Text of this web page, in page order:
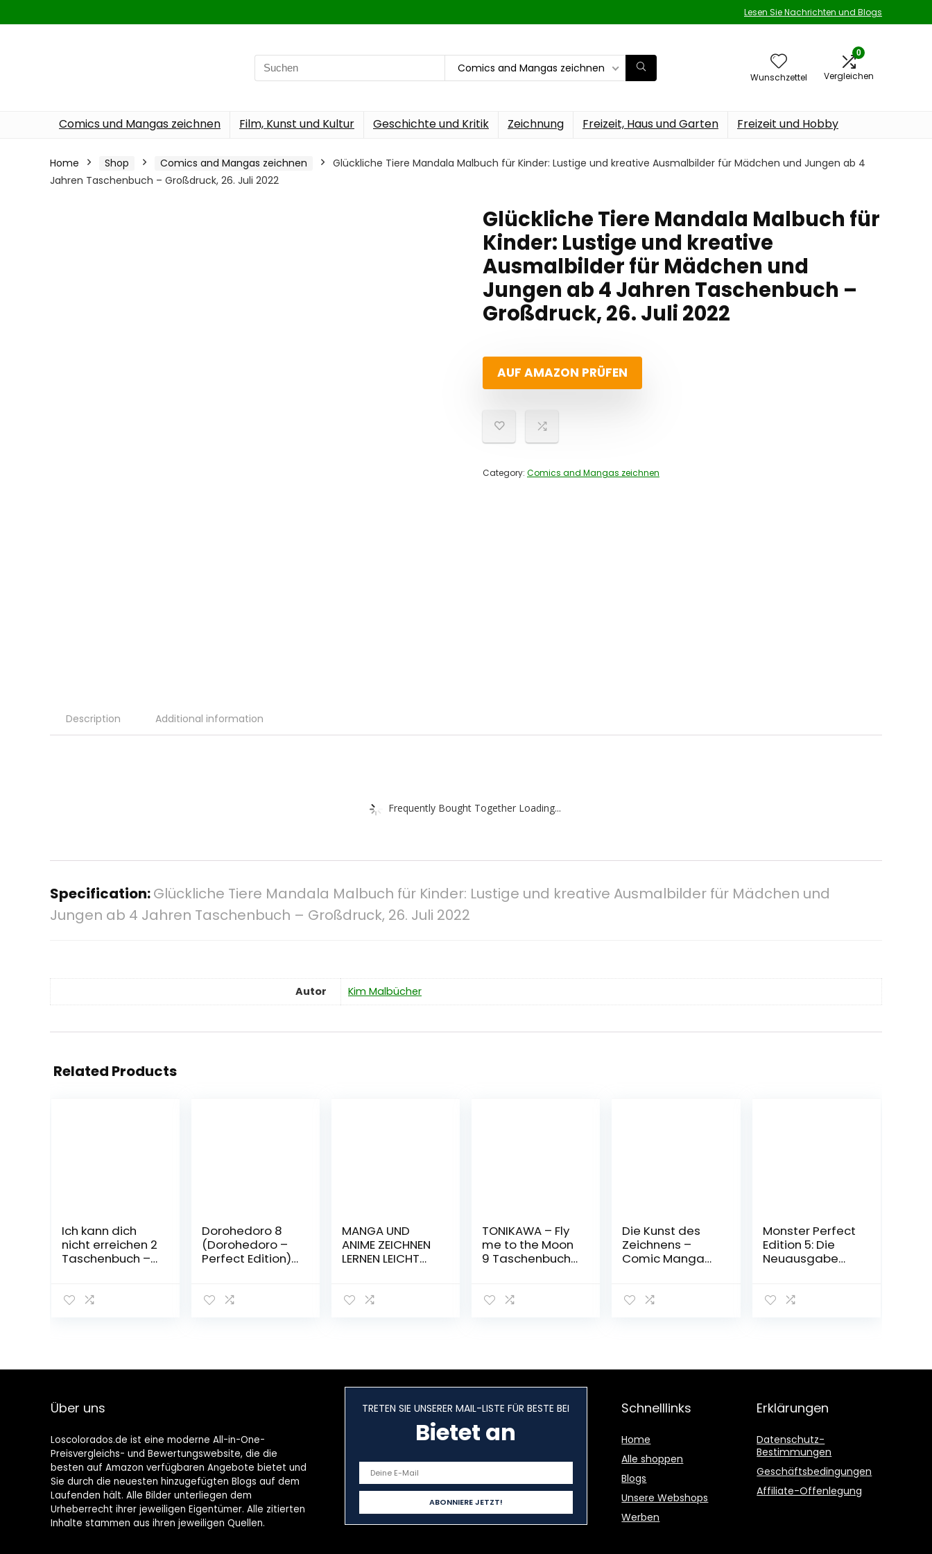
Lesen Sie Nachrichten und Blogs
Search
for:
Comics and Mangas zeichnen
Wunschzettel
0
Vergleichen
Comics und Mangas zeichnen Film, Kunst und Kultur Geschichte und Kritik Zeichnung Freizeit, Haus und Garten Freizeit und Hobby
Home Shop Comics and Mangas zeichnen
Glückliche Tiere Mandala Malbuch für Kinder: Lustige und kreative Ausmalbilder für Mädchen und Jungen ab 4
Jahren Taschenbuch – Großdruck, 26. Juli 2022
Glückliche Tiere Mandala Malbuch für
Kinder: Lustige und kreative
Ausmalbilder für Mädchen und
Jungen ab 4 Jahren Taschenbuch –
Großdruck, 26. Juli 2022
AUF AMAZON PRÜFEN
Category: Comics and Mangas zeichnen
Description Additional information
Frequently Bought Together Loading...
Specification:Glückliche Tiere Mandala Malbuch für Kinder: Lustige und kreative Ausmalbilder für Mädchen und
Jungen ab 4 Jahren Taschenbuch – Großdruck, 26. Juli 2022
Autor Kim Malbücher
Related Products
Ich kann dich
nicht erreichen 2
Taschenbuch –
Dorohedoro 8
(Dorohedoro –
Perfect Edition)
MANGA UND
ANIME ZEICHNEN
LERNEN LEICHT
und Anime Buch
Tipps zum
Manga & Anime
gratis online
Taschenbuch – 1.
TONIKAWA – Fly
me to the Moon
9 Taschenbuch
Die Kunst des
Zeichnens –
Comic Manga
gezieltem
10. Dezember
Monster Perfect
Edition 5: Die
Neuausgabe
Manga-Thrillers
– 28. Juli 2020
Über uns
Loscolorados.de ist eine moderne All-in-One-
Preisvergleichs- und Bewertungswebsite, die die
besten auf Amazon verfügbaren Angebote bietet und
Sie durch die neuesten hinzugefügten Blogs auf dem
Laufenden hält. Alle Bilder unterliegen dem
Urheberrecht ihrer jeweiligen Eigentümer. Alle zitierten
Inhalte stammen aus ihren jeweiligen Quellen.
TRETEN SIE UNSERER MAIL-LISTE FÜR BESTE BEI
Bietet an
Schnelllinks
Home
Alle shoppen
Blogs
Unsere Webshops
Werben
Erklärungen
Datenschutz-
Bestimmungen
Geschäftsbedingungen
Affiliate-Offenlegung